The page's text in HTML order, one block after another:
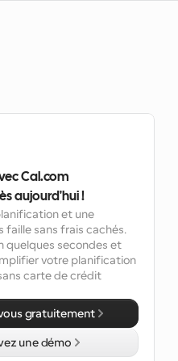
Cal.com
aujourd'hui !
et une
faille sans frais cachés.
quelques secondes et
votre planification
carte de crédit
gratuitement
une démo